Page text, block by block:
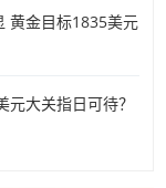
黄金目标1835美元
大关指日可待？